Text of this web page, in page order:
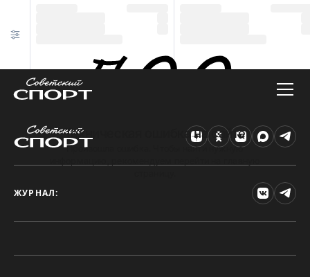
Техническая ошибка на сайте
Произошла ошибка. Чтобы найти нужную
ЖУРНАЛ: